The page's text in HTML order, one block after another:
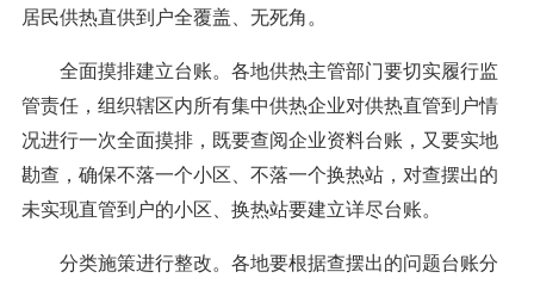
居民供热直供到户全覆盖、无死角。
全面摸排建立台账。各地供热主管部门要切实履行监
管责任，组织辖区内所有集中供热企业对供热直管到户情
况进行一次全面摸排，既要查阅企业资料台账，又要实地
勘查，确保不落一个小区、不落一个换热站，对查摆出的
未实现直管到户的小区、换热站要建立详尽台账。
分类施策进行整改。各地要根据查摆出的问题台账分